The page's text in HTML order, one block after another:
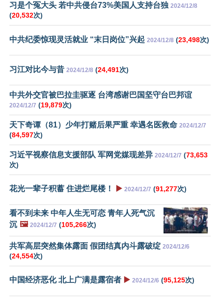
习是个冤大头 若中共侵台73%美国人支持台独 2024/12/8
(20,532次)
中共纪委惊现灵活就业 “末日岗位”兴起 2024/12/8 (23,498次)
习江对比今与昔 2024/12/8 (24,491次)
中共外交官被巴拉圭驱逐 台湾感谢巴国坚守台巴邦谊
2024/12/7 (19,879次)
天下奇谭（81）少年打赌后果严重 幸遇名医救命 2024/12/7
(84,597次)
习近平视察信息支援部队 军网党媒现差异 2024/12/7 (73,653
次)
花光一辈子积蓄 住进烂尾楼！ ▶️ 2024/12/7 (91,277次)
看不到未来 中年人生无可恋 青年人死气沉
沉 🖼️ 2024/12/7 (105,266次)
共军高层突然集体露面 假团结真内斗露破绽 2024/12/6
(24,554次)
中国经济恶化 北上广满是露宿者 ▶️ 2024/12/6 (95,125次)